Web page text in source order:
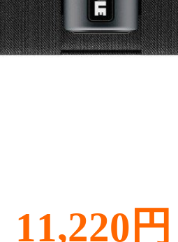
11,220円